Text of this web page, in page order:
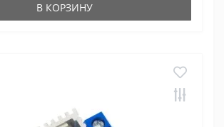
В КОРЗИНУ